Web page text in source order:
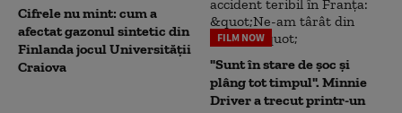
Cifrele nu mint: cum a
afectat gazonul sintetic din
Finlanda jocul Universității
Craiova
FILM NOW
"Sunt în stare de șoc și
plâng tot timpul". Minnie
Driver a trecut printr-un